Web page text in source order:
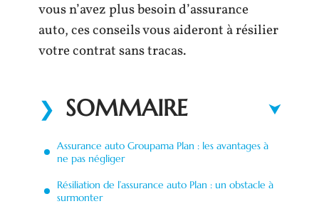
vous n’avez plus besoin d’assurance
auto, ces conseils vous aideront à résilier
votre contrat sans tracas.
SOMMAIRE
Assurance auto Groupama Plan : les avantages à
ne pas négliger
Résiliation de l’assurance auto Plan : un obstacle à
surmonter